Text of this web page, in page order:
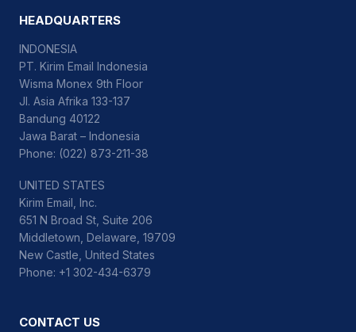
HEADQUARTERS
INDONESIA
PT. Kirim Email Indonesia
Wisma Monex 9th Floor
Jl. Asia Afrika 133-137
Bandung 40122
Jawa Barat – Indonesia
Phone: (022) 873-211-38
UNITED STATES
Kirim Email, Inc.
651 N Broad St, Suite 206
Middletown, Delaware, 19709
New Castle, United States
Phone: +1 302-434-6379
CONTACT US